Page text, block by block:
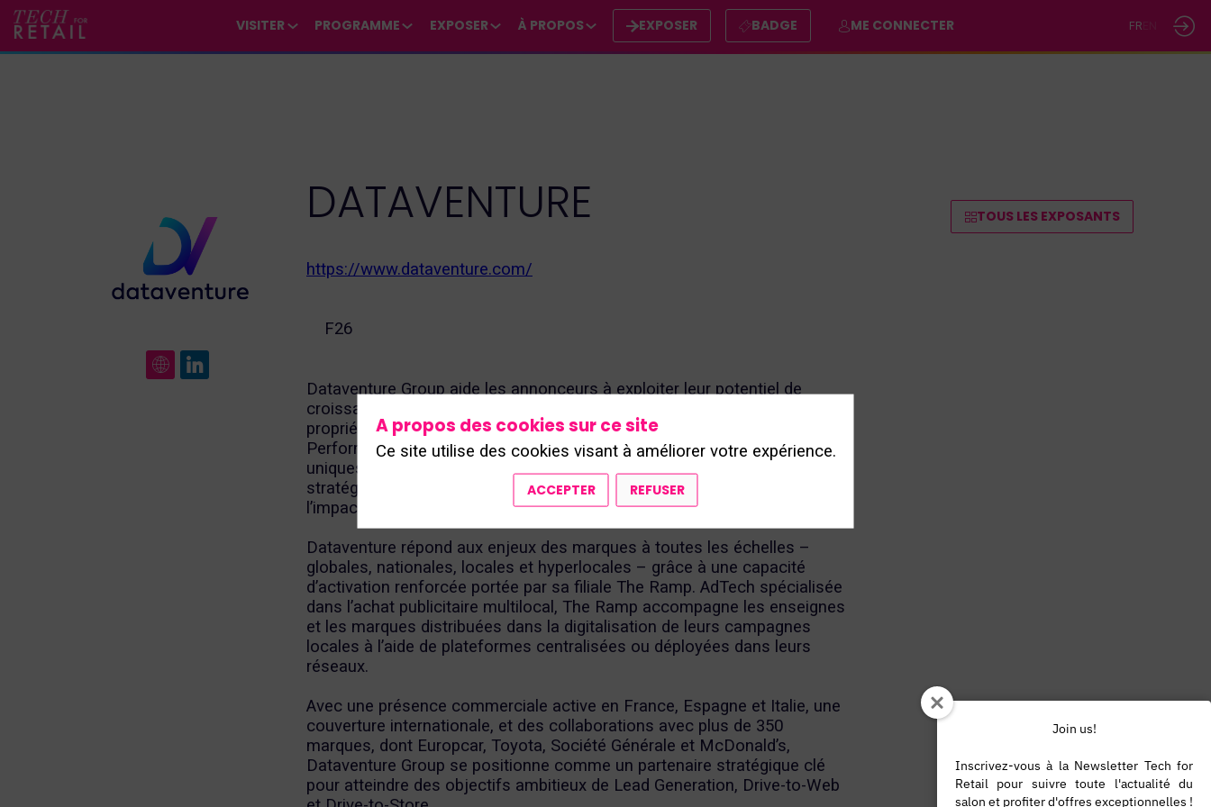
VISITER PROGRAMME EXPOSER À PROPOS EXPOSER BADGE ME CONNECTER FR
TOUS LES EXPOSANTS
DATAVENTURE
https://www.dataventure.com/
F26
Dataventure Group aide les annonceurs à exploiter leur potentiel de
croissance digitale grâce à une expertise reconnue et des technologies
propriétaires, et à assurer le succès de leurs stratégies en Data et
Performance, Marketing local et PRM/CRM. En mobilisant ses actifs data
uniques, ses audiences propriétaires et un réseau étendu de partenaires
stratégiques, le groupe déploie des solutions sur-mesure pour maximiser
l’impact des campagnes sur tous les leviers digitaux.
Dataventure répond aux enjeux des marques à toutes les échelles –
globales, nationales, locales et hyperlocales – grâce à une capacité
d’activation renforcée portée par sa filiale The Ramp. AdTech spécialisée
dans l’achat publicitaire multilocal, The Ramp accompagne les enseignes
et les marques distribuées dans la digitalisation de leurs campagnes
locales à l’aide de plateformes centralisées ou déployées dans leurs
réseaux.
Avec une présence commerciale active en France, Espagne et Italie, une
couverture internationale, et des collaborations avec plus de 350
marques, dont Europcar, Toyota, Société Générale et McDonald’s,
Dataventure Group se positionne comme un partenaire stratégique clé
pour atteindre des objectifs ambitieux de Lead Generation, Drive-to-Web
A propos des cookies sur ce site
Ce site utilise des cookies visant à améliorer votre expérience.
ACCEPTER REFUSER
*/*/
*/
Join us!
Inscrivez-vous à la Newsletter Tech for
Retail pour suivre toute l'actualité du
salon et profiter d'offres exceptionnelles !